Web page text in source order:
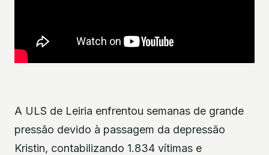
A ULS de Leiria enfrentou semanas de grande
pressão devido à passagem da depressão
Kristin, contabilizando 1.834 vítimas e